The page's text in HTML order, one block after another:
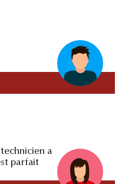
a
parfait